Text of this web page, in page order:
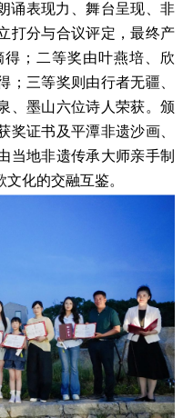
诵表现力、舞台呈现、非
打分与合议评定，最终产
；二等奖由叶燕培、欣
；三等奖则由行者无疆、
、墨山六位诗人荣获。颁
奖证书及平潭非遗沙画、
当地非遗传承大师亲手制
化的交融互鉴。